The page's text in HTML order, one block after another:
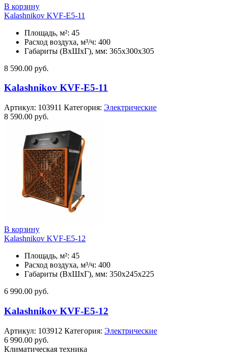
В корзину
Kalashnikov KVF-E5-11
Площадь, м²: 45
Расход воздуха, м³/ч: 400
Габариты (ВхШхГ), мм: 365x300x305
8 590.00 руб.
Kalashnikov KVF-E5-11
Артикул: 103911 Категория: Электрические
8 590.00 руб.
В корзину
Kalashnikov KVF-E5-12
Площадь, м²: 45
Расход воздуха, м³/ч: 400
Габариты (ВхШхГ), мм: 350x245x225
6 990.00 руб.
Kalashnikov KVF-E5-12
Артикул: 103912 Категория: Электрические
6 990.00 руб.
Климатическая техника